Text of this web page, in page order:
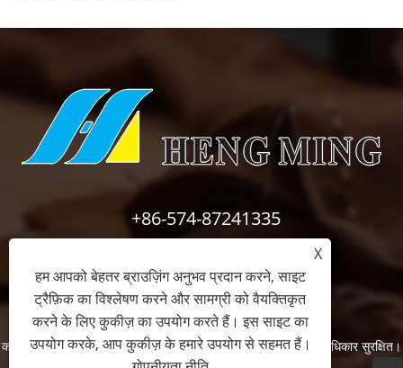
+86-574-87241335
inquiry@hengmingnb.com
कॉपीराइट © 2024 निंगबो हेंगमिंग इंडस्ट्रीयल एंड ट्रेडिंग कं, लिमिटेड सर्वाधिकार सुरक्षित।
X
हम आपको बेहतर ब्राउज़िंग अनुभव प्रदान करने, साइट
ट्रैफ़िक का विश्लेषण करने और सामग्री को वैयक्तिकृत
करने के लिए कुकीज़ का उपयोग करते हैं। इस साइट का
उपयोग करके, आप कुकीज़ के हमारे उपयोग से सहमत हैं।